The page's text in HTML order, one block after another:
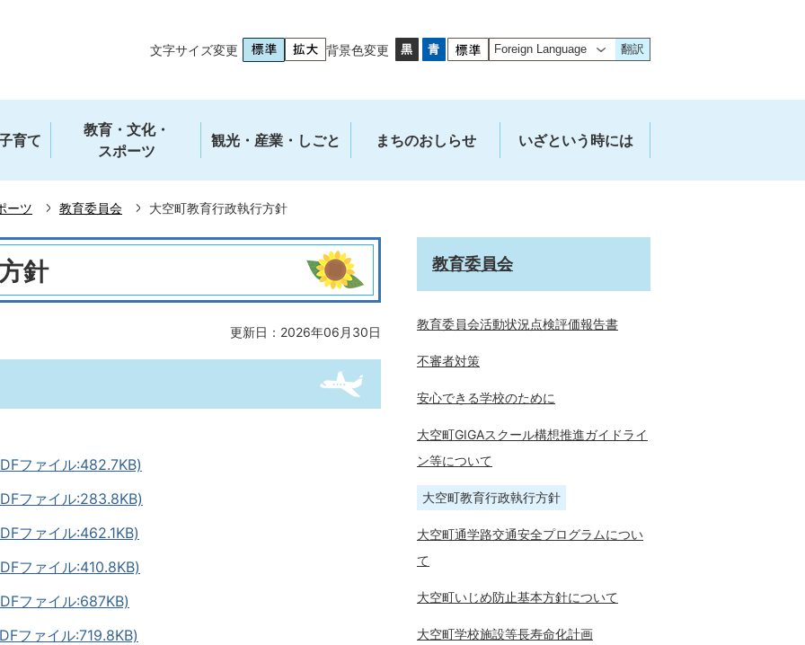
文字サイズ変更 背景色変更 翻訳
育て
教育・文化・
スポーツ
観光・産業・しごと まちのおしらせ いざという時には
ーツ 教育委員会 大空町教育行政執行方針
針
更新日：2026年06月30日
ファイル:482.7KB)
ファイル:283.8KB)
ファイル:462.1KB)
ファイル:410.8KB)
ファイル:687KB)
ファイル:719.8KB)
教育委員会
教育委員会活動状況点検評価報告書
不審者対策
安心できる学校のために
大空町GIGAスクール構想推進ガイドライ
ン等について
大空町教育行政執行方針
大空町通学路交通安全プログラムについ
て
大空町いじめ防止基本方針について
大空町学校施設等長寿命化計画